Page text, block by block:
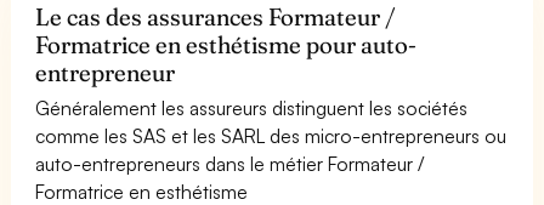
Le cas des assurances Formateur /
Formatrice en esthétisme pour auto-
entrepreneur
Généralement les assureurs distinguent les sociétés
comme les SAS et les SARL des micro-entrepreneurs ou
auto-entrepreneurs dans le métier Formateur /
Formatrice en esthétisme